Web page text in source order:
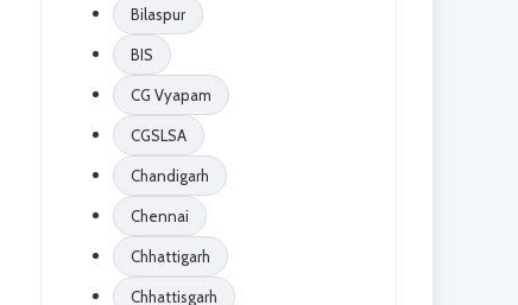
Bilaspur
BIS
CG Vyapam
CGSLSA
Chandigarh
Chennai
Chhattigarh
Chhattisgarh